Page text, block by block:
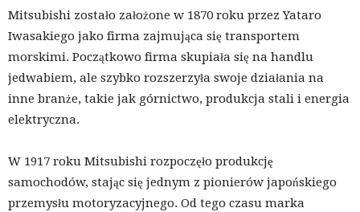
Mitsubishi zostało założone w 1870 roku przez Yataro
Iwasakiego jako firma zajmująca się transportem
morskimi. Początkowo firma skupiała się na handlu
jedwabiem, ale szybko rozszerzyła swoje działania na
inne branże, takie jak górnictwo, produkcja stali i energia
elektryczna.
W 1917 roku Mitsubishi rozpoczęło produkcję
samochodów, stając się jednym z pionierów japońskiego
przemysłu motoryzacyjnego. Od tego czasu marka